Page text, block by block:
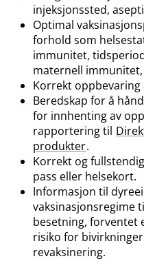
injeksjonssted,
Optimal
forhold som
immunitet,
maternell
Korrekt oppbevaring
Beredskap for å
for innhenting av
rapportering til
produkter.
Korrekt og
pass eller helsekort.
Informasjon til
vaksinasjonsregime
besetning, forventet
risiko for
revaksinering.